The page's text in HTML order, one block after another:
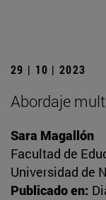
29 | 10 | 2023
Abordaje
Sara Magallón
Facultad de
Universidad de
Publicado en: